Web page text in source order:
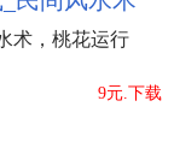
，反骨也就
，都是蛮不讲
着她们，不
术，桃花运行
9元.下载